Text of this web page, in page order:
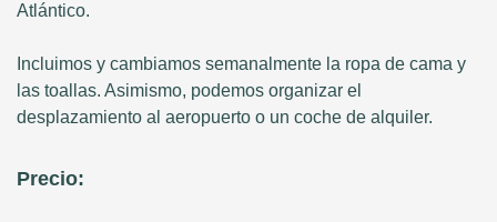
Atlántico.
Incluimos y cambiamos semanalmente la ropa de cama y
las toallas. Asimismo, podemos organizar el
desplazamiento al aeropuerto o un coche de alquiler.
Precio: